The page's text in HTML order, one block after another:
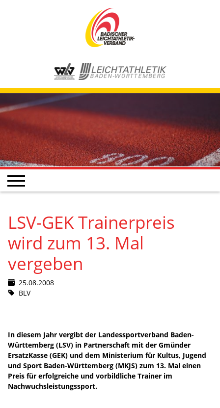
LSV-GEK Trainerpreis
wird zum 13. Mal
vergeben
25.08.2008
BLV
In diesem Jahr vergibt der Landessportverband Baden-
Württemberg (LSV) in Partnerschaft mit der Gmünder
ErsatzKasse (GEK) und dem Ministerium für Kultus, Jugend
und Sport Baden-Württemberg (MKJS) zum 13. Mal einen
Preis für erfolgreiche und vorbildliche Trainer im
Nachwuchsleistungssport.